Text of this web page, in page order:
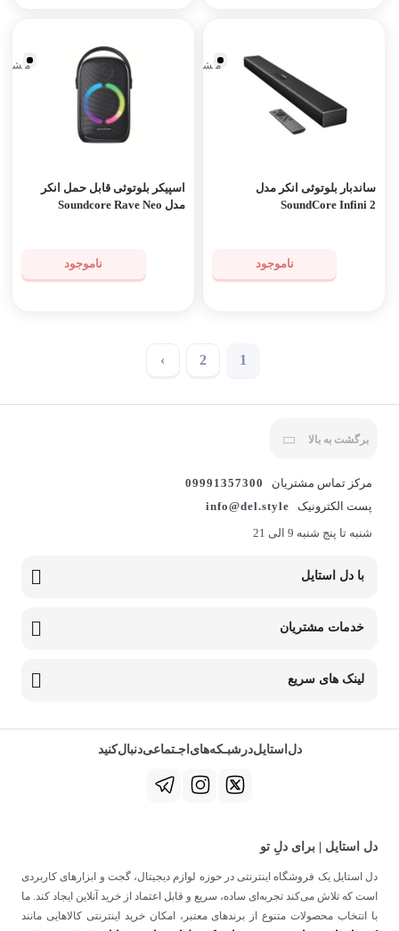
ساندبار بلوتوثی انکر مدل
SoundCore Infini 2
ناموجود
مشکی
اسپیکر بلوتوثی قابل حمل انکر
مدل Soundcore Rave Neo
ناموجود
1
2
›
برگشت به بالا
مرکز تماس مشتریان
09991357300
پست الکترونیک
info@del.style
شنبه تا پنج شنبه 9 الی 21
با دل استایل
خدمات مشتریان
لینک های سریع
دل‌استایل‌در‌‌شبـکه‌های‌اجـتماعی‌دنبال‌کنید
دل استایل | برای دلِ تو
دل استایل یک فروشگاه اینترنتی در حوزه لوازم دیجیتال، گجت و ابزارهای کاربردی
است که تلاش می‌کند تجربه‌ای ساده، سریع و قابل اعتماد از خرید آنلاین ایجاد کند. ما
با انتخاب محصولات متنوع از برندهای معتبر، امکان خرید اینترنتی کالاهایی مانند